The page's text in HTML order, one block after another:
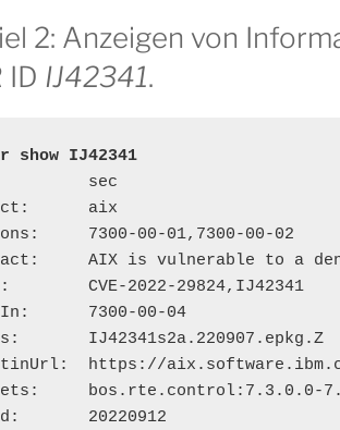
2: Anzeigen von
ID IJ42341.
show IJ42341
sec
aix
7300-00-01,7300-00-02
AIX is vulnerable to a
CVE-2022-29824,IJ42341
7300-00-04
IJ42341s2a.220907.epkg.Z
https://
bos.rte.control:7.3.0.0-
20220912